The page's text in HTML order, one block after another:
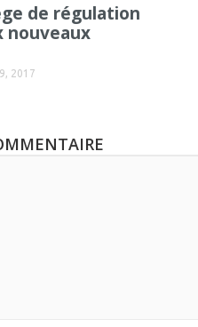
de régulation
nouveaux
2017